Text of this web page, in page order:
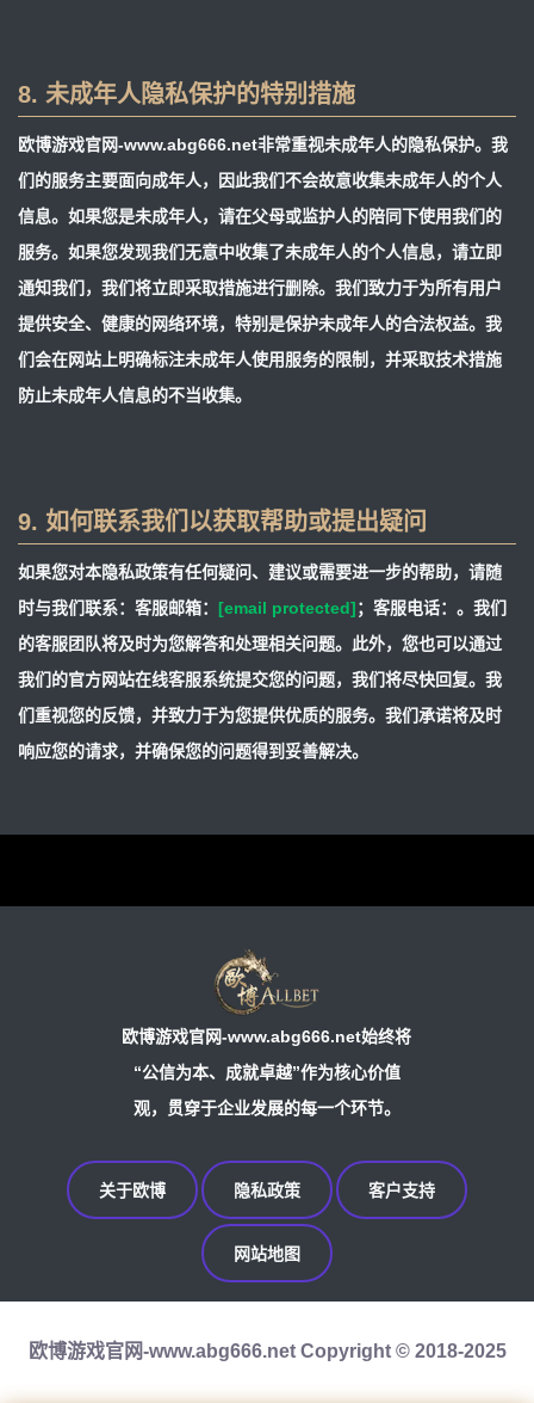
8. 未成年人隐私保护的特别措施
欧博游戏官网-www.abg666.net非常重视未成年人的隐私保护。我
们的服务主要面向成年人，因此我们不会故意收集未成年人的个人
信息。如果您是未成年人，请在父母或监护人的陪同下使用我们的
服务。如果您发现我们无意中收集了未成年人的个人信息，请立即
通知我们，我们将立即采取措施进行删除。我们致力于为所有用户
提供安全、健康的网络环境，特别是保护未成年人的合法权益。我
们会在网站上明确标注未成年人使用服务的限制，并采取技术措施
防止未成年人信息的不当收集。
9. 如何联系我们以获取帮助或提出疑问
如果您对本隐私政策有任何疑问、建议或需要进一步的帮助，请随
时与我们联系：客服邮箱： [email protected]；客服电话：。我们
的客服团队将及时为您解答和处理相关问题。此外，您也可以通过
我们的官方网站在线客服系统提交您的问题，我们将尽快回复。我
们重视您的反馈，并致力于为您提供优质的服务。我们承诺将及时
响应您的请求，并确保您的问题得到妥善解决。
欧博游戏官网-www.abg666.net始终将
“公信为本、成就卓越”作为核心价值
观，贯穿于企业发展的每一个环节。
关于欧博 隐私政策 客户支持
网站地图
欧博游戏官网-www.abg666.net Copyright © 2018-2025